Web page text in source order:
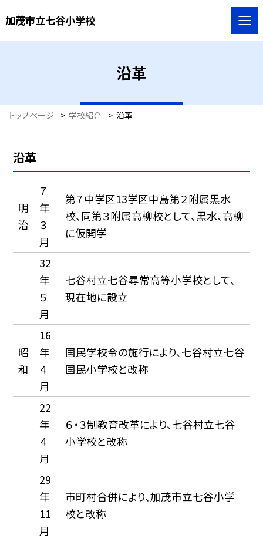
加茂市立七谷小学校
沿革
トップページ > 学校紹介 > 沿革
沿革
明
治
７
年
３
月
第７中学区13学区中島第２附属黒水
校、同第３附属高柳校として、黒水、高柳
に仮開学
32
年
５
月
七谷村立七谷尋常高等小学校として、
現在地に設立
昭
和
16
年
４
月
国民学校令の施行により、七谷村立七谷
国民小学校と改称
22
年
４
月
６・３制教育改革により、七谷村立七谷
小学校と改称
29
年
11
月
市町村合併により、加茂市立七谷小学
校と改称